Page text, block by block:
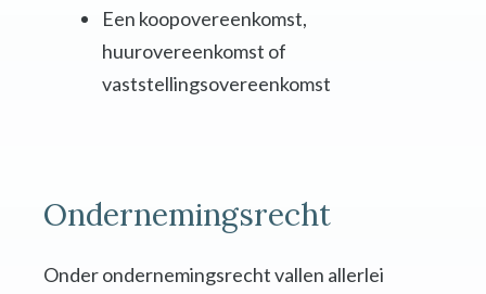
Een koopovereenkomst,
huurovereenkomst of
vaststellingsovereenkomst
Ondernemingsrecht
Onder ondernemingsrecht vallen allerlei